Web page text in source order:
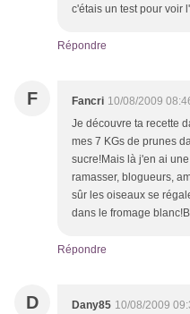
c'étais un test pour voir
Répondre
F Fancri 10/08/2009
Je découvre ta recette
mes 7 KGs de prunes
sucre!Mais là j'en ai
ramasser, blogueurs,
sûr les oiseaux se
dans le fromage
Répondre
D Dany85 10/08/2009